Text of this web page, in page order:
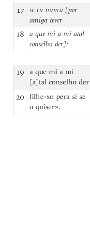
17
se eu nunca [por
amiga tever
18
a que mi a mí atal
conselho der]:
19
a que mi a mí
[a]tal conselho der
20
filhe-xo pera sí se
o quiser».